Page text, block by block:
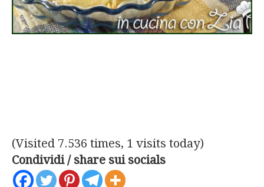
(Visited 7.536 times, 1 visits today)
Condividi / share sui socials